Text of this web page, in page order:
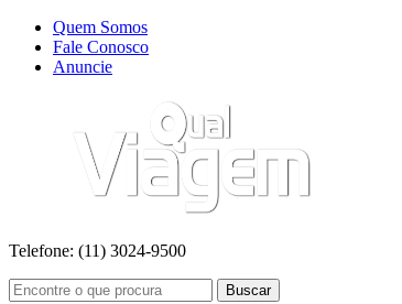
Quem Somos
Fale Conosco
Anuncie
Telefone: (11) 3024-9500
Buscar